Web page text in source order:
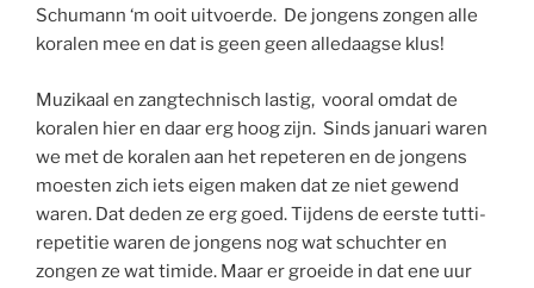
Schumann ‘m ooit uitvoerde. De jongens zongen alle
koralen mee en dat is geen geen alledaagse klus!
Muzikaal en zangtechnisch lastig, vooral omdat de
koralen hier en daar erg hoog zijn. Sinds januari waren
we met de koralen aan het repeteren en de jongens
moesten zich iets eigen maken dat ze niet gewend
waren. Dat deden ze erg goed. Tijdens de eerste tutti-
repetitie waren de jongens nog wat schuchter en
zongen ze wat timide. Maar er groeide in dat ene uur